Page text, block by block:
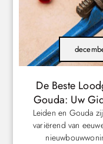
De Beste
Gouda: Uw
Leiden en Gouda
variërend van